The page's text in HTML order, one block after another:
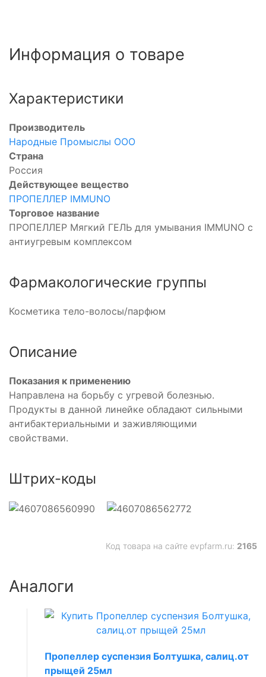
Информация о товаре
Характеристики
Производитель
Народные Промыслы ООО
Страна
Россия
Действующее вещество
ПРОПЕЛЛЕР IMMUNO
Торговое название
ПРОПЕЛЛЕР Мягкий ГЕЛЬ для умывания IMMUNO с
антиугревым комплексом
Фармакологические группы
Косметика тело-волосы/парфюм
Описание
Показания к применению
Направлена на борьбу с угревой болезнью.
Продукты в данной линейке обладают сильными
антибактериальными и заживляющими
свойствами.
Штрих-коды
Код товара на сайте evpfarm.ru: 2165
Аналоги
Пропеллер суспензия Болтушка, салиц.от
прыщей 25мл